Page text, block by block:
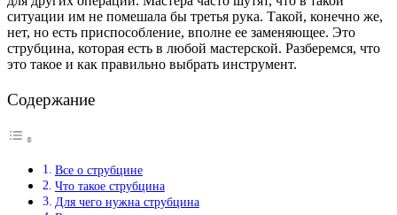
ситуации им не помешала бы третья рука. Такой, конечно же,
нет, но есть приспособление, вполне ее заменяющее. Это
струбцина, которая есть в любой мастерской. Разберемся, что
это такое и как правильно выбрать инструмент.
Содержание
Все о струбцине
Что такое струбцина
Для чего нужна струбцина